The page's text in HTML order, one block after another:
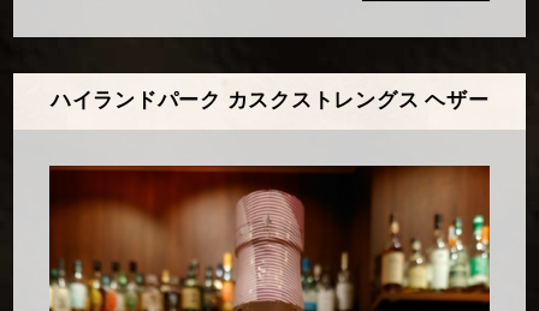
ハイランドパーク カスクストレングス ヘザー